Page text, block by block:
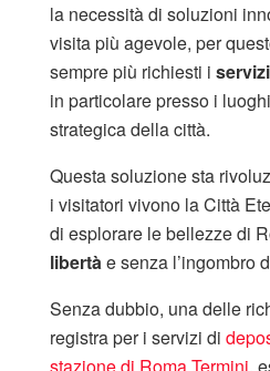
la necessità di soluzioni
visita più agevole, per
sempre più richiesti i
in particolare presso i
strategica della città.
Questa soluzione sta
i visitatori vivono la Città
di esplorare le bellezze di
libertàe senza l’ingombro
Senza dubbio, una delle
registra per i servizi di